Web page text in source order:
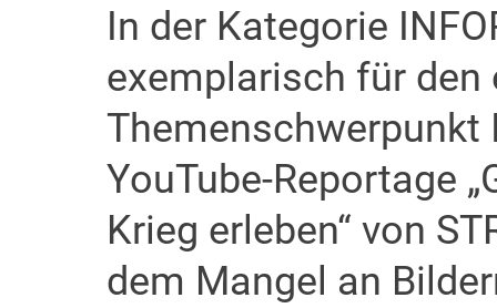
In der Kategorie
exemplarisch für
Themenschwerpunkt
YouTube-Reportage
Krieg erleben“ von
dem Mangel an